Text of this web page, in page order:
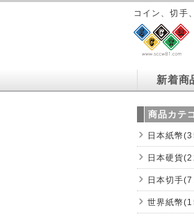
コイン、切手
新着商
商品カテ
日本紙幣
日本硬貨
日本切手
世界紙幣